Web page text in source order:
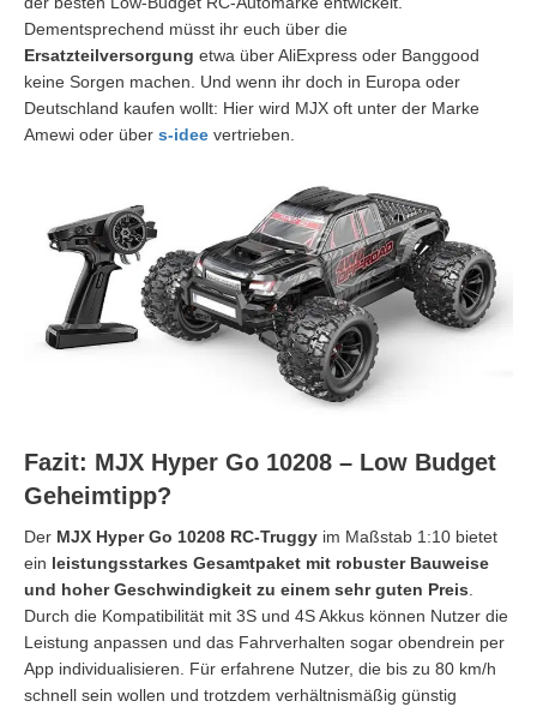
Dementsprechend müsst ihr euch über die
Ersatzteilversorgung etwa über AliExpress oder Banggood
keine Sorgen machen. Und wenn ihr doch in Europa oder
Deutschland kaufen wollt: Hier wird MJX oft unter der Marke
Amewi oder über s-idee vertrieben.
Fazit: MJX Hyper Go 10208 – Low Budget
Geheimtipp?
Der MJX Hyper Go 10208 RC-Truggy im Maßstab 1:10 bietet
ein leistungsstarkes Gesamtpaket mit robuster Bauweise
und hoher Geschwindigkeit zu einem sehr guten Preis.
Durch die Kompatibilität mit 3S und 4S Akkus können Nutzer die
Leistung anpassen und das Fahrverhalten sogar obendrein per
App individualisieren. Für erfahrene Nutzer, die bis zu 80 km/h
schnell sein wollen und trotzdem verhältnismäßig günstig